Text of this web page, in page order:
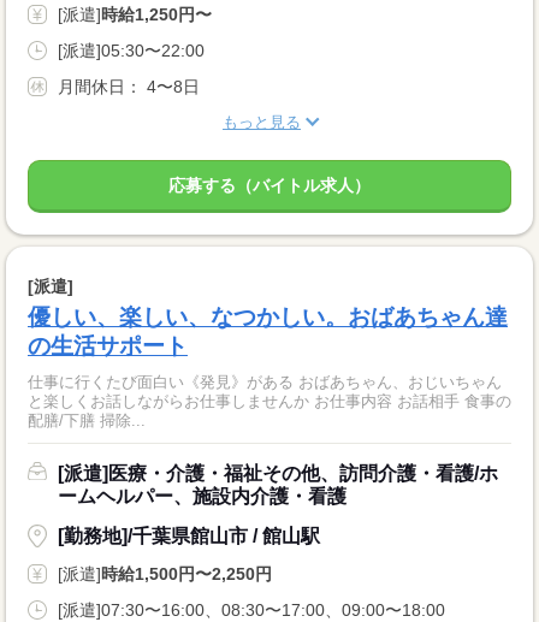
[派遣]時給1,250円〜
[派遣]05:30〜22:00
月間休日： 4〜8日
もっと見る
応募する（バイトル求人）
[派遣]
優しい、楽しい、なつかしい。おばあちゃん達
の生活サポート
仕事に行くたび面白い《発見》がある おばあちゃん、おじいちゃん
と楽しくお話しながらお仕事しませんか お仕事内容 お話相手 食事の
配膳/下膳 掃除...
[派遣]医療・介護・福祉その他、訪問介護・看護/ホ
ームヘルパー、施設内介護・看護
[勤務地]/千葉県館山市 / 館山駅
[派遣]時給1,500円〜2,250円
[派遣]07:30〜16:00、08:30〜17:00、09:00〜18:00